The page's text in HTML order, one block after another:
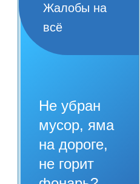
Жалобы на
всё
Не убран
мусор, яма
на дороге,
не горит